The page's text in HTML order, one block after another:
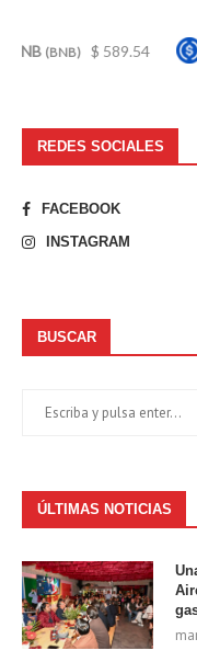
$ 589.54
REDES SOCIALES
FACEBOOK
INSTAGRAM
BUSCAR
ÚLTIMAS NOTICIAS